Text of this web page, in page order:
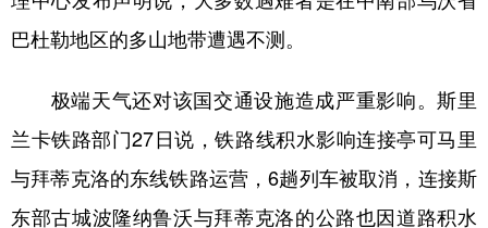
巴杜勒地区的多山地带遭遇不测。
极端天气还对该国交通设施造成严重影响。斯里
兰卡铁路部门27日说，铁路线积水影响连接亭可马里
与拜蒂克洛的东线铁路运营，6趟列车被取消，连接斯
东部古城波隆纳鲁沃与拜蒂克洛的公路也因道路积水